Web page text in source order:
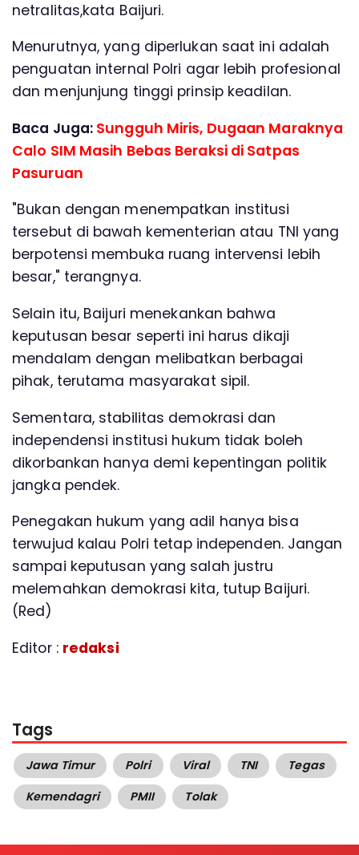
netralitas,kata Baijuri.
Menurutnya, yang diperlukan saat ini adalah
penguatan internal Polri agar lebih profesional
dan menjunjung tinggi prinsip keadilan.
Baca Juga: Sungguh Miris, Dugaan Maraknya
Calo SIM Masih Bebas Beraksi di Satpas
Pasuruan
"Bukan dengan menempatkan institusi
tersebut di bawah kementerian atau TNI yang
berpotensi membuka ruang intervensi lebih
besar," terangnya.
Selain itu, Baijuri menekankan bahwa
keputusan besar seperti ini harus dikaji
mendalam dengan melibatkan berbagai
pihak, terutama masyarakat sipil.
Sementara, stabilitas demokrasi dan
independensi institusi hukum tidak boleh
dikorbankan hanya demi kepentingan politik
jangka pendek.
Penegakan hukum yang adil hanya bisa
terwujud kalau Polri tetap independen. Jangan
sampai keputusan yang salah justru
melemahkan demokrasi kita, tutup Baijuri.
(Red)
Editor : redaksi
Tags
Jawa Timur Polri Viral TNI
Tegas
Kemendagri
PMII Tolak